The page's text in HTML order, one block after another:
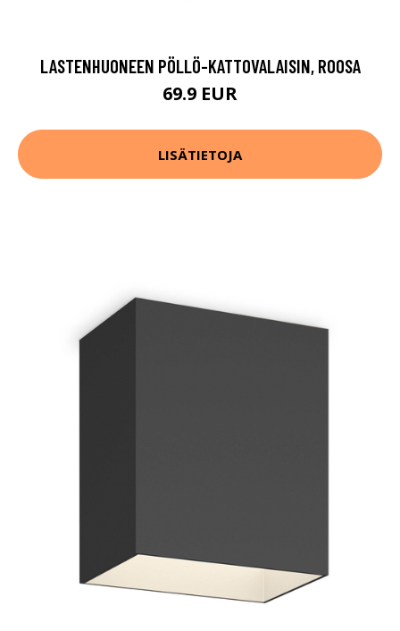
LASTENHUONEEN PÖLLÖ-KATTOVALAISIN, ROOSA
69.9 EUR
LISÄTIETOJA